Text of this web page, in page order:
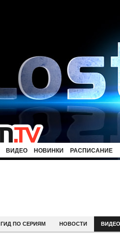
ВИДЕО НОВИНКИ РАСПИСАНИЕ
ГИД ПО СЕРИЯМ НОВОСТИ ВИДЕО